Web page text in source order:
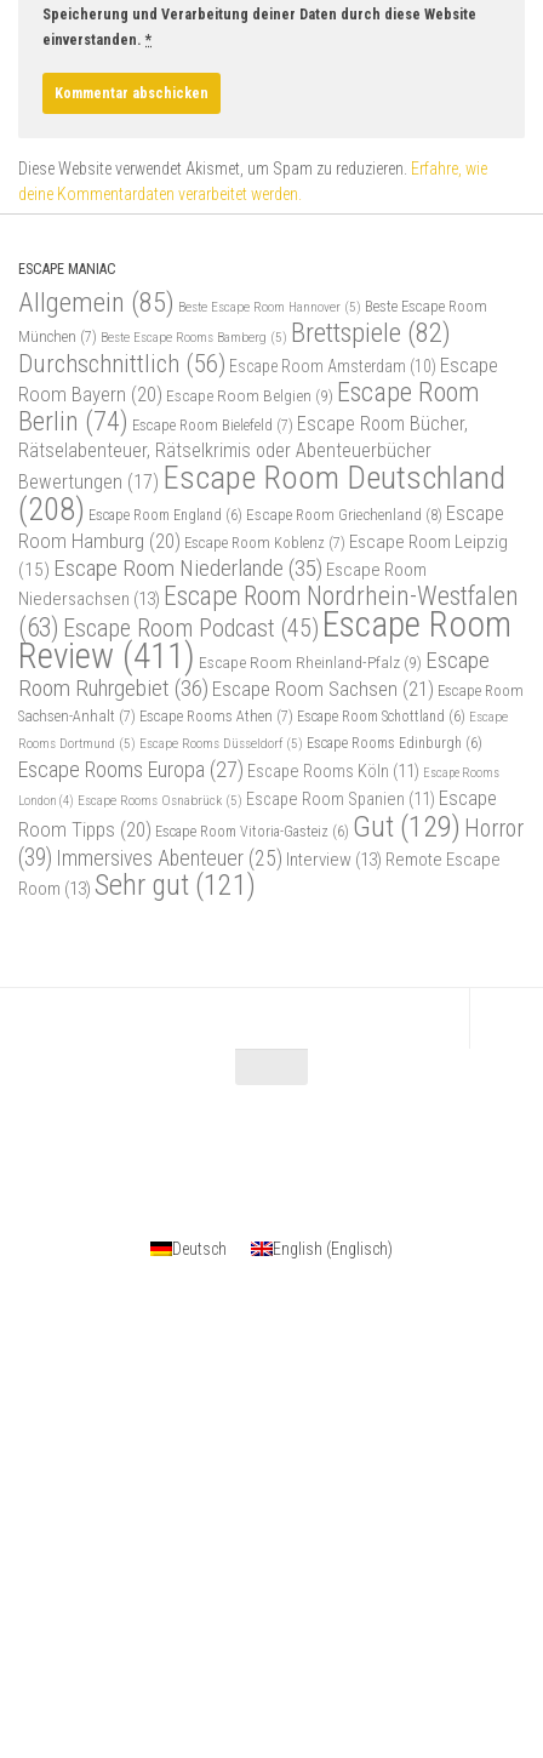
Speicherung und Verarbeitung deiner Daten durch diese Website
einverstanden. *
Diese Website verwendet Akismet, um Spam zu reduzieren. Erfahre, wie
deine Kommentardaten verarbeitet werden.
ESCAPE MANIAC
Allgemein (85) Beste Escape Room Hannover (5) Beste Escape Room
München (7) Beste Escape Rooms Bamberg (5) Brettspiele (82)
Durchschnittlich (56) Escape Room Amsterdam (10) Escape
Room Bayern (20) Escape Room Belgien (9) Escape Room
Berlin (74) Escape Room Bielefeld (7) Escape Room Bücher,
Rätselabenteuer, Rätselkrimis oder Abenteuerbücher
Bewertungen (17) Escape Room Deutschland
(208) Escape Room England (6) Escape Room Griechenland (8) Escape
Room Hamburg (20) Escape Room Koblenz (7) Escape Room Leipzig
(15) Escape Room Niederlande (35) Escape Room
Niedersachsen (13) Escape Room Nordrhein-Westfalen
(63) Escape Room Podcast (45) Escape Room
Review (411) Escape Room Rheinland-Pfalz (9) Escape
Room Ruhrgebiet (36) Escape Room Sachsen (21) Escape Room
Sachsen-Anhalt (7) Escape Rooms Athen (7) Escape Room Schottland (6) Escape
Rooms Dortmund (5) Escape Rooms Düsseldorf (5) Escape Rooms Edinburgh (6)
Escape Rooms Europa (27) Escape Rooms Köln (11) Escape Rooms
London (4) Escape Rooms Osnabrück (5) Escape Room Spanien (11) Escape
Room Tipps (20) Escape Room Vitoria-Gasteiz (6) Gut (129) Horror
(39) Immersives Abenteuer (25) Interview (13) Remote Escape
Room (13) Sehr gut (121)
Deutsch English (Englisch)